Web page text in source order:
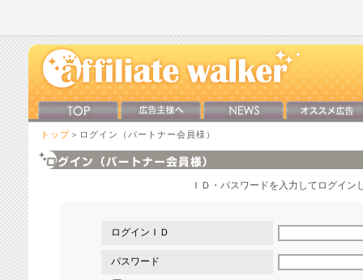
トップ ＞ログイン（パートナー会員様）
ＩＤ・パスワードを入力してログイン
ログインＩＤ
パスワード